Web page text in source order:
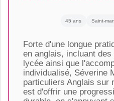
45 ans Saint-
Forte d'une longue
en anglais, incluant
lycée ainsi que
individualisé, Séverine
particuliers Anglais sur
est d'offrir une